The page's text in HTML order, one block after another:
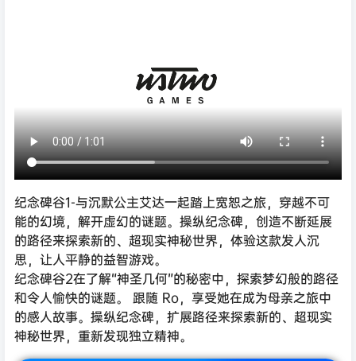
纪念碑谷1-与沉默公主艾达一起踏上宽恕之旅，穿越不可
能的幻境，解开虚幻的谜题。操纵纪念碑，创造不断延展
的路径来探索新的、超现实神秘世界，体验这款发人沉
思，让人平静的益智游戏。
纪念碑谷2在了解“神圣几何”的秘密中，探索梦幻般的路径
和令人愉快的谜题。 跟随 Ro，享受她在成为母亲之旅中
的感人故事。操纵纪念碑，扩展路径来探索新的、超现实
神秘世界，重新发现独立精神。